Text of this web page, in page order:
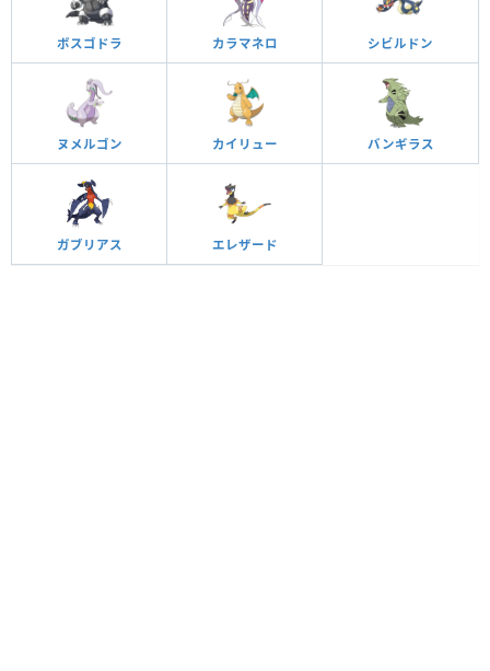
ボスゴドラ カラマネロ シビルドン
ヌメルゴン カイリュー バンギラス
ガブリアス エレザード